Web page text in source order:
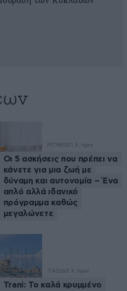
FITNESS 1 λ. πριν
Οι 5 ασκήσεις που πρέπει να
κάνετε για μια ζωή με
δύναμη και αυτονομία – Ένα
απλό αλλά ιδανικό
πρόγραμμα καθώς
μεγαλώνετε
ΤΑΞΙΔΙ 1 λ. πριν
Trani: Το καλά κρυμμένο